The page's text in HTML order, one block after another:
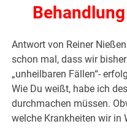
Antwort von Reiner
schon mal, dass wir
„unheilbaren Fällen“-
Wie Du weißt, habe ich
durchmachen müssen.
welche Krankheiten wir in